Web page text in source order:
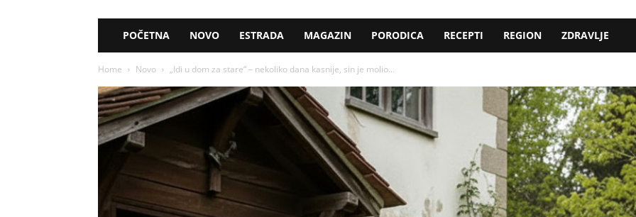
POČETNA NOVO ESTRADA MAGAZIN PORODICA RECEPTI REGION ZDRAVLJE
Home Novo „Idi u dom za stare“ – nekoliko dana kasnije, sin je molio...